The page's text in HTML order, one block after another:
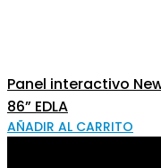
Panel interactivo
86” EDLA
AÑADIR AL CARRITO